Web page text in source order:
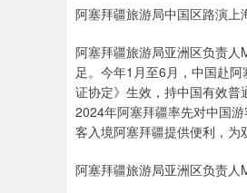
阿塞拜疆旅游局中国区路演上
阿塞拜疆旅游局亚洲区负责
足。今年1月至6月，中国赴
证协定》生效，持中国有效
2024年阿塞拜疆率先对中国
客入境阿塞拜疆提供便利，为
阿塞拜疆旅游局亚洲区负责